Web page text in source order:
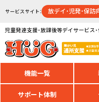
サービスサイト： 放デイ・児発・保訪
児童発達支援・放課後等デイサービス
機能一覧
サポート体制